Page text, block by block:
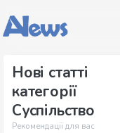
Нові статті
категорії
Суспільство
Рекомендації для вас